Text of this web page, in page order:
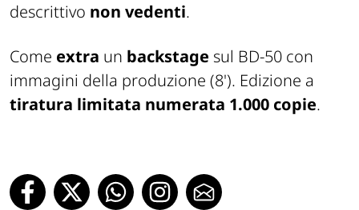
descrittivo non vedenti.
Come extra un backstage sul BD-50 con
immagini della produzione (8'). Edizione a
tiratura limitata numerata 1.000 copie.